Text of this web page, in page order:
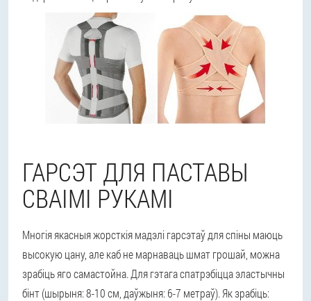
ГАРСЭТ ДЛЯ ПАСТАВЫ
СВАІМІ РУКАМІ
Многія якасныя жорсткія мадэлі гарсэтаў для спіны маюць
высокую цану, але каб не марнаваць шмат грошай, можна
зрабіць яго самастойна. Для гэтага спатрэбіцца эластычны
бінт (шырыня: 8-10 см, даўжыня: 6-7 метраў). Як зрабіць: